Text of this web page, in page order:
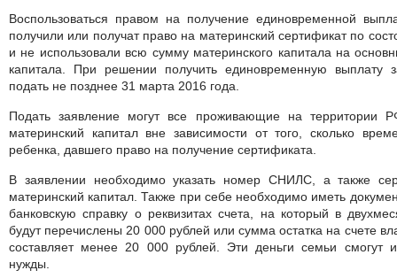
Воспользоваться правом на получение единовременной
получили или получат право на материнский сертификат по
и не использовали всю сумму материнского капитала на
капитала. При решении получить единовременную
подать не позднее 31 марта 2016 года.
Подать заявление могут все проживающие на территории
материнский капитал вне зависимости от того, сколько
ребенка, давшего право на получение сертификата.
В заявлении необходимо указать номер СНИЛС, а также
материнский капитал. Также при себе необходимо иметь
банковскую справку о реквизитах счета, на который в
будут перечислены 20 000 рублей или сумма остатка на счете
составляет менее 20 000 рублей. Эти деньги семьи смогут
нужды.